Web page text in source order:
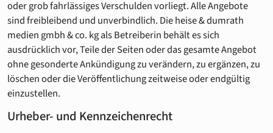
oder grob fahrlässiges Verschulden vorliegt. Alle Angebote
sind freibleibend und unverbindlich. Die heise & dumrath
medien gmbh & co. kg als Betreiberin behält es sich
ausdrücklich vor, Teile der Seiten oder das gesamte Angebot
ohne gesonderte Ankündigung zu verändern, zu ergänzen, zu
löschen oder die Veröffentlichung zeitweise oder endgültig
einzustellen.
Urheber- und Kennzeichenrecht